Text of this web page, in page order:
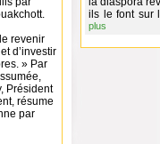
revenir
d’investir
» Par
Président
résume
par
ils le font sur
plus